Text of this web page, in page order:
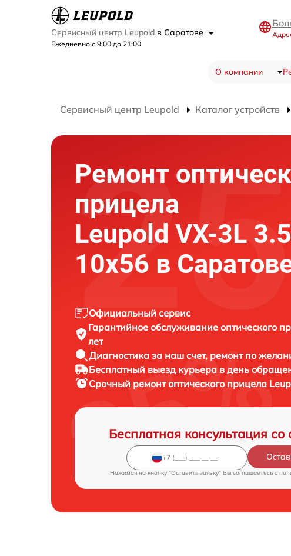
Сервисный центр Leupold в Саратове
Ежедневно с 9:00 до 21:00
О компании
Сервисный центр Leupold Каталог устройств
Ремонт
прицела
Leupold VX-3L
10x56 в
Официальный сервис
Гарантийное обслуживание оптического
лет
Диагностика за наш счет, ремонт по
Бесплатный выезд курьера в день
Срочный ремонтоптического прицела
Бесплатная консультация со
Нажимая на кнопку "Оставить заявку" Вы соглашаетесь c